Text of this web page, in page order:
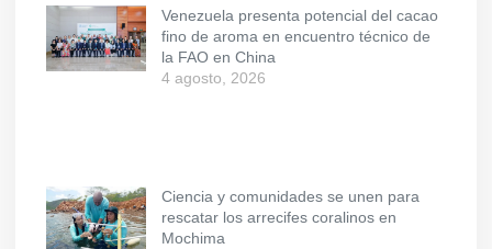
Venezuela presenta potencial del cacao
fino de aroma en encuentro técnico de
la FAO en China
4 agosto, 2026
Ciencia y comunidades se unen para
rescatar los arrecifes coralinos en
Mochima